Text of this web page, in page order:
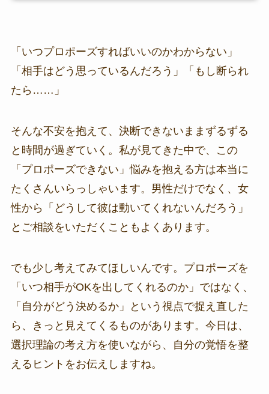
「いつプロポーズすればいいのかわからない」
「相手はどう思っているんだろう」「もし断られ
たら……」
そんな不安を抱えて、決断できないままずるずる
と時間が過ぎていく。私が見てきた中で、この
「プロポーズできない」悩みを抱える方は本当に
たくさんいらっしゃいます。男性だけでなく、女
性から「どうして彼は動いてくれないんだろう」
とご相談をいただくこともよくあります。
でも少し考えてみてほしいんです。プロポーズを
「いつ相手がOKを出してくれるのか」ではなく、
「自分がどう決めるか」という視点で捉え直した
ら、きっと見えてくるものがあります。今日は、
選択理論の考え方を使いながら、自分の覚悟を整
えるヒントをお伝えしますね。